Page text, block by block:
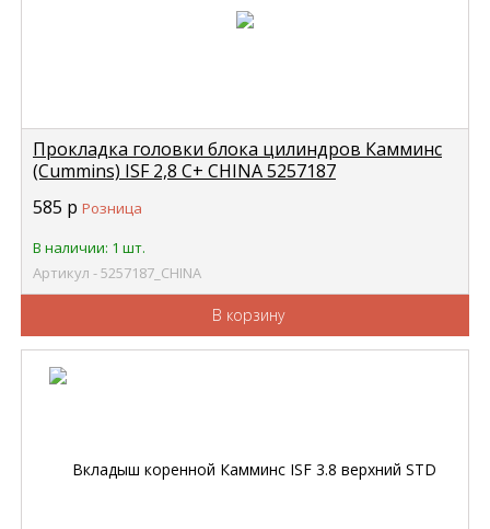
Прокладка головки блока цилиндров Камминс
(Cummins) ISF 2,8 C+ CHINA 5257187
585 р Розница
В наличии: 1 шт.
Артикул - 5257187_CHINA
В корзину